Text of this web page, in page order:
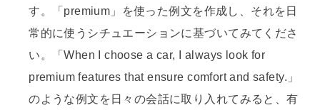
す。「premium」を使った例文を作成し、それを日
常的に使うシチュエーションに基づいてみてくださ
い。「When I choose a car, I always look for
premium features that ensure comfort and safety.」
のような例文を日々の会話に取り入れてみると、有